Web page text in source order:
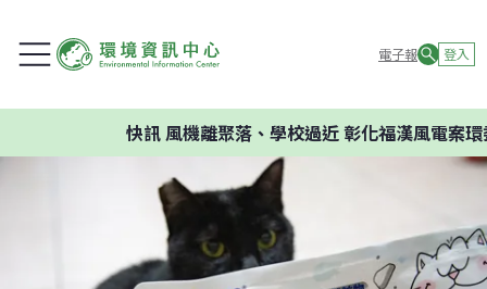
電子報 登入
風機離聚落、學校過近 彰化福漢風電案環委建